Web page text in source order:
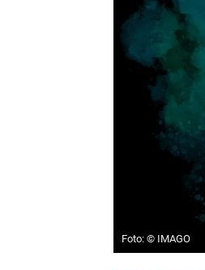
Foto: © IMAGO